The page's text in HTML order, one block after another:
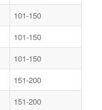
101-150
101-150
101-150
151-200
151-200